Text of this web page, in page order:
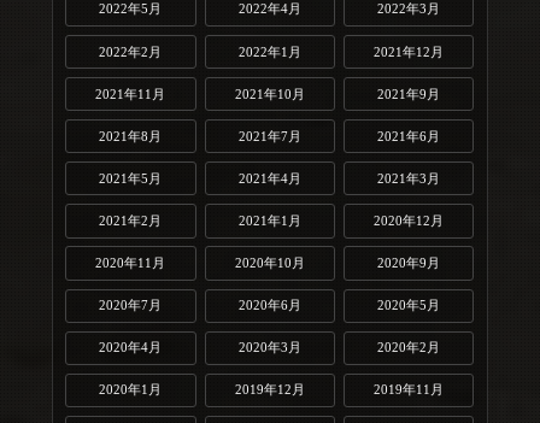
2022年5月 2022年4月 2022年3月
2022年2月 2022年1月 2021年12月
2021年11月 2021年10月 2021年9月
2021年8月 2021年7月 2021年6月
2021年5月 2021年4月 2021年3月
2021年2月 2021年1月 2020年12月
2020年11月 2020年10月 2020年9月
2020年7月 2020年6月 2020年5月
2020年4月 2020年3月 2020年2月
2020年1月 2019年12月 2019年11月